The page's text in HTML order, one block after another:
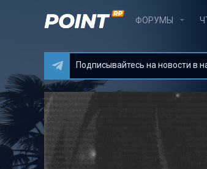
ФОРУМЫ
Подписывайтесь на новости в